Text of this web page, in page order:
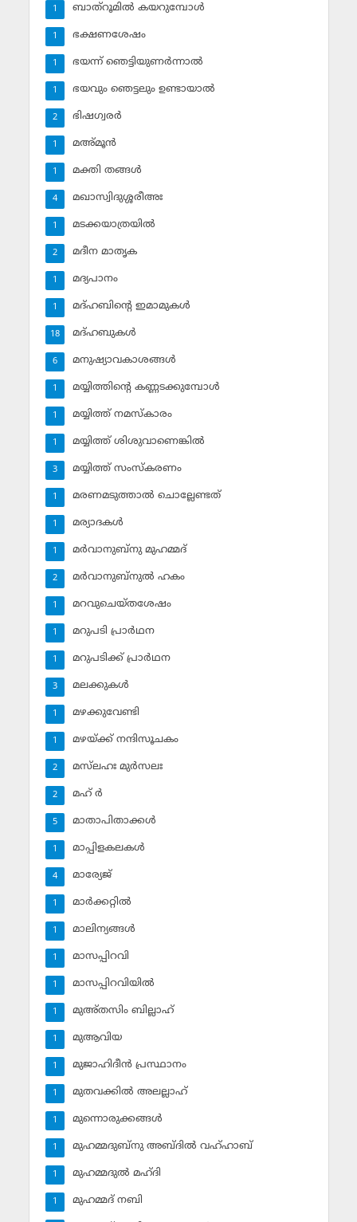
ബാത്‌റൂമില്‍ കയറുമ്പോള്‍
1
ഭക്ഷണശേഷം
1
ഭയന്ന് ഞെട്ടിയുണര്‍ന്നാല്‍
1
ഭയവും ഞെട്ടലും ഉണ്ടായാല്‍
1
ഭിഷഗ്വരര്‍
2
മഅ്മൂന്‍
1
മക്തി തങ്ങള്‍
1
മഖാസ്വിദുശ്ശരീഅഃ
4
മടക്കയാത്രയില്‍
1
മദീന മാതൃക
2
മദ്യപാനം
1
മദ്ഹബിന്റെ ഇമാമുകള്‍
1
മദ്ഹബുകള്‍
18
മനുഷ്യാവകാശങ്ങള്‍
6
മയ്യിത്തിന്റെ കണ്ണടക്കുമ്പോള്‍
1
മയ്യിത്ത് നമസ്‌കാരം
1
മയ്യിത്ത് ശിശുവാണെങ്കില്‍
1
മയ്യിത്ത് സംസ്‌കരണം
3
മരണമടുത്താല്‍ ചൊല്ലേണ്ടത്
1
മര്യാദകള്‍
1
മര്‍വാനുബ്‌നു മുഹമ്മദ്
1
മര്‍വാനുബ്‌നുല്‍ ഹകം
2
മറവുചെയ്തശേഷം
1
മറുപടി പ്രാര്‍ഥന
1
മറുപടിക്ക് പ്രാര്‍ഥന
1
മലക്കുകള്‍
3
മഴക്കുവേണ്ടി
1
മഴയ്ക്ക് നന്ദിസൂചകം
1
മസ്‌ലഹഃ മുര്‍സലഃ
2
മഹ് ര്‍
2
മാതാപിതാക്കള്‍
5
മാപ്പിളകലകള്‍
1
മാര്യേജ്
4
മാര്‍ക്കറ്റില്‍
1
മാലിന്യങ്ങള്‍
1
മാസപ്പിറവി
1
മാസപ്പിറവിയില്‍
1
മുഅ്തസിം ബില്ലാഹ്
1
മുആവിയ
1
മുജാഹിദീന്‍ പ്രസ്ഥാനം
1
മുതവക്കില്‍ അലല്ലാഹ്
1
മുന്നൊരുക്കങ്ങള്‍
1
മുഹമ്മദുബ്‌നു അബ്ദില്‍ വഹ്ഹാബ്
1
മുഹമ്മദുല്‍ മഹ്ദി
1
മുഹമ്മദ് നബി
1